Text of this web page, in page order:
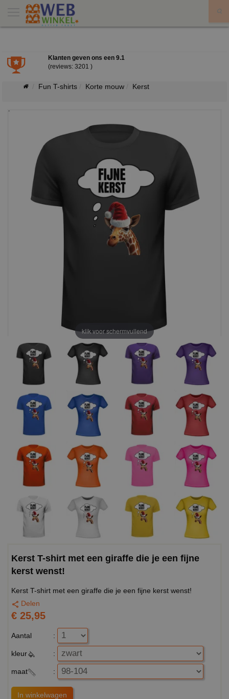
Klanten geven ons een 9.1
(reviews: 3201 )
Fun T-shirts Korte mouw Kerst
klik voor schermvullend
Kerst T-shirt met een giraffe die je een fijne
kerst wenst!
Kerst T-shirt met een giraffe die je een fijne kerst wenst!
Delen
€ 25,95
Aantal :
kleur :
maat :